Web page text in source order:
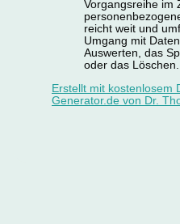
Vorgangsreihe im
reicht weit und
Umgang mit
Auswerten, das
oder das Löschen.
Erstellt mit kostenlosem
Generator.de von Dr.